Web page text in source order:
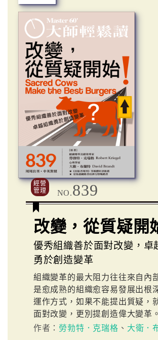
經營
管理
NO.839
改變，從質疑開
優秀組織善於面對改變，卓
勇於創造變革
組織變革的最大阻力往往來自內
是愈成熟的組織愈容易發展出根
運作方式，如果不能提出質疑，
面對改變，更別提創造偉大變革。
作者： 勞勃特．克瑞格 、 大衛．